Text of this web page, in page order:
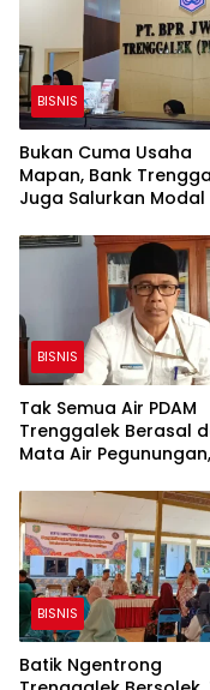
BISNIS
Bukan Cuma Usaha
Mapan, Bank
Juga Salurkan Modal
BISNIS
Tak Semua Air PDAM
Trenggalek Berasal
Mata Air
BISNIS
Batik Ngentrong